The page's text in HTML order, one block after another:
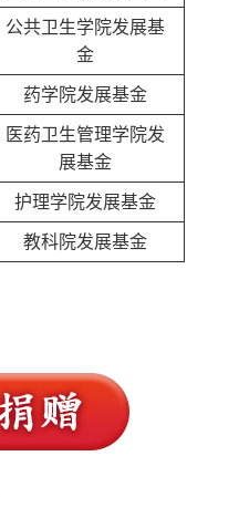
公共卫生学院发展基
金
药学院发展基金
医药卫生管理学院发
展基金
护理学院发展基金
教科院发展基金